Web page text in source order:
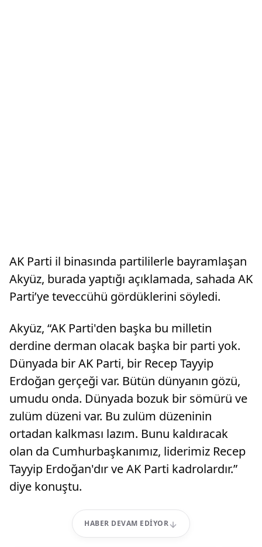
AK Parti il binasında partililerle bayramlaşan
Akyüz, burada yaptığı açıklamada, sahada AK
Parti’ye teveccühü gördüklerini söyledi.
Akyüz, “AK Parti'den başka bu milletin
derdine derman olacak başka bir parti yok.
Dünyada bir AK Parti, bir Recep Tayyip
Erdoğan gerçeği var. Bütün dünyanın gözü,
umudu onda. Dünyada bozuk bir sömürü ve
zulüm düzeni var. Bu zulüm düzeninin
ortadan kalkması lazım. Bunu kaldıracak
olan da Cumhurbaşkanımız, liderimiz Recep
Tayyip Erdoğan'dır ve AK Parti kadrolardır.”
diye konuştu.
HABER DEVAM EDIYOR